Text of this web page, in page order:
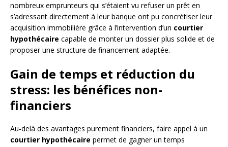
nombreux emprunteurs qui s’étaient vu refuser un prêt en
s’adressant directement à leur banque ont pu concrétiser leur
acquisition immobilière grâce à l’intervention d’un courtier
hypothécaire capable de monter un dossier plus solide et de
proposer une structure de financement adaptée.
Gain de temps et réduction du
stress: les bénéfices non-
financiers
Au-delà des avantages purement financiers, faire appel à un
courtier hypothécaire permet de gagner un temps